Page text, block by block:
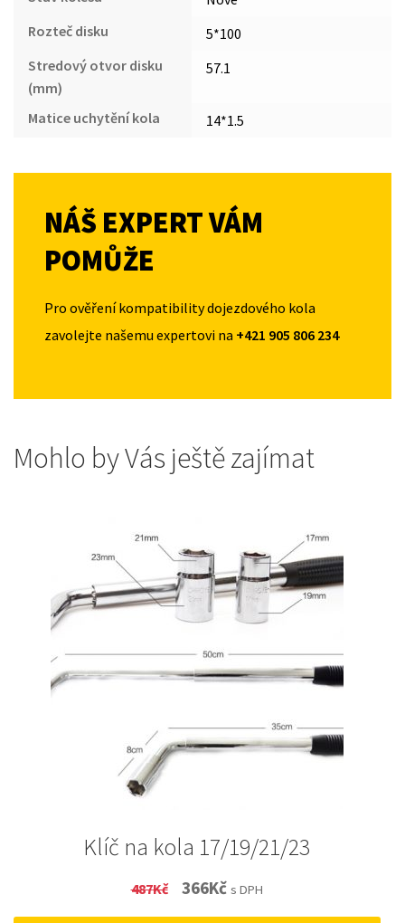
Rozteč disku
5*100
Stredový otvor disku
(mm)
57.1
Matice uchytění kola 14*1.5
NÁŠ EXPERT VÁM
POMŮŽE
Pro ověření kompatibility dojezdového kola
zavolejte našemu expertovi na +421 905 806 234
Mohlo by Vás ještě zajímat
Klíč na kola 17/19/21/23
487Kč
Original
price
366KčCurrent
price
s DPH